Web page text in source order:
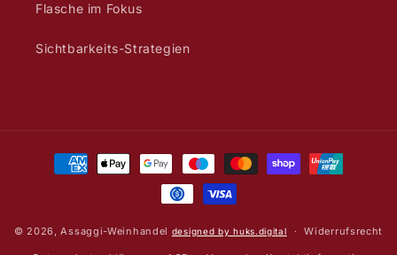
Flasche im Fokus
Sichtbarkeits-Strategien
Zahlungsmethoden
© 2026,Assaggi-Weinhandel designed by huks.digital Widerrufsrecht